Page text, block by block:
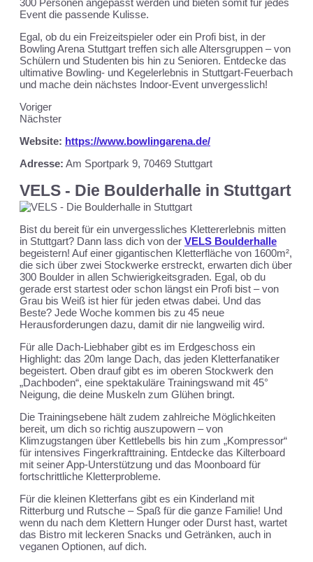
300 Personen angepasst werden und bieten somit für jedes
Event die passende Kulisse.
Egal, ob du ein Freizeitspieler oder ein Profi bist, in der
Bowling Arena Stuttgart treffen sich alle Altersgruppen – von
Schülern und Studenten bis hin zu Senioren. Entdecke das
ultimative Bowling- und Kegelerlebnis in Stuttgart-Feuerbach
und mache dein nächstes Indoor-Event unvergesslich!
Voriger
Nächster
Website: https://www.bowlingarena.de/
Adresse: Am Sportpark 9, 70469 Stuttgart
VELS - Die Boulderhalle in Stuttgart
Bist du bereit für ein unvergessliches Klettererlebnis mitten
in Stuttgart? Dann lass dich von der VELS Boulderhalle
begeistern! Auf einer gigantischen Kletterfläche von 1600m²,
die sich über zwei Stockwerke erstreckt, erwarten dich über
300 Boulder in allen Schwierigkeitsgraden. Egal, ob du
gerade erst startest oder schon längst ein Profi bist – von
Grau bis Weiß ist hier für jeden etwas dabei. Und das
Beste? Jede Woche kommen bis zu 45 neue
Herausforderungen dazu, damit dir nie langweilig wird.
Für alle Dach-Liebhaber gibt es im Erdgeschoss ein
Highlight: das 20m lange Dach, das jeden Kletterfanatiker
begeistert. Oben drauf gibt es im oberen Stockwerk den
„Dachboden“, eine spektakuläre Trainingswand mit 45°
Neigung, die deine Muskeln zum Glühen bringt.
Die Trainingsebene hält zudem zahlreiche Möglichkeiten
bereit, um dich so richtig auszupowern – von
Klimzugstangen über Kettlebells bis hin zum „Kompressor“
für intensives Fingerkrafttraining. Entdecke das Kilterboard
mit seiner App-Unterstützung und das Moonboard für
fortschrittliche Kletterprobleme.
Für die kleinen Kletterfans gibt es ein Kinderland mit
Ritterburg und Rutsche – Spaß für die ganze Familie! Und
wenn du nach dem Klettern Hunger oder Durst hast, wartet
das Bistro mit leckeren Snacks und Getränken, auch in
veganen Optionen, auf dich.